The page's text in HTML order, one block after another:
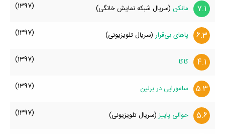
7.1 مانکن (سریال شبکه نمایش خانگی) (1397)
6.3 پاهای بی‌قرار (سریال تلویزیونی) (1397)
4.1 کاکا (1397)
5.3 سامورایی در برلین (1397)
5.6 حوالی پاییز (سریال تلویزیونی) (1397)